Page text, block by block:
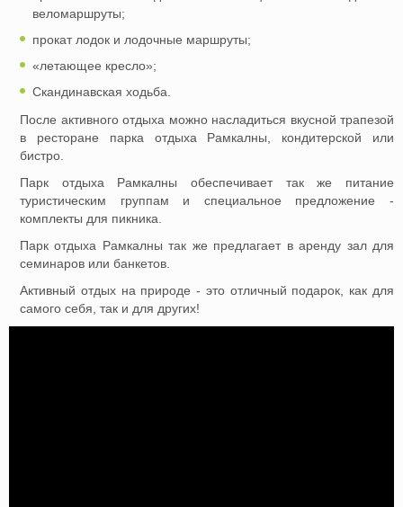
веломаршруты;
прокат лодок и лодочные маршруты;
«летающее кресло»;
Скандинавская ходьба.
После активного отдыха можно насладиться вкусной трапезой
в ресторане парка отдыха Рамкалны, кондитерской или
бистро.
Парк отдыха Рамкалны обеспечивает так же питание
туристическим группам и специальное предложение -
комплекты для пикника.
Парк отдыха Рамкалны так же предлагает в аренду зал для
семинаров или банкетов.
Активный отдых на природе - это отличный подарок, как для
самого себя, так и для других!